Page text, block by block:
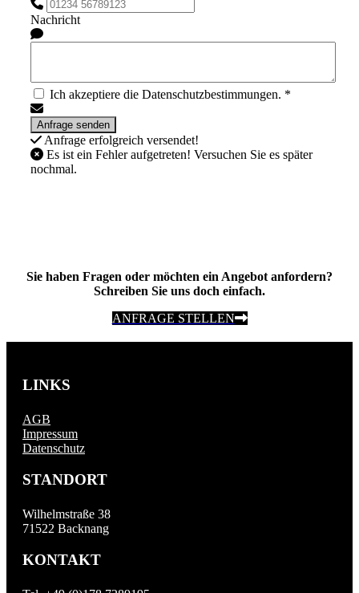
Nachricht
Ich akzeptiere die Datenschutzbestimmungen. *
Anfrage erfolgreich versendet!
Es ist ein Fehler aufgetreten! Versuchen Sie es später
nochmal.
Sie haben Fragen oder möchten ein Angebot anfordern?
Schreiben Sie uns doch einfach.
ANFRAGE STELLEN
LINKS
AGB
Impressum
Datenschutz
STANDORT
Wilhelmstraße 38
71522 Backnang
KONTAKT